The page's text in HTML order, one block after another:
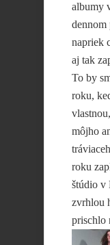
albumy
dennom
napriek
aj tak
To by
roku,
môjho
roku
štúdio v
zvrhlou
prischlo